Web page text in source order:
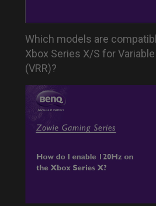
Which models are
Xbox Series X/S for
(VRR)?